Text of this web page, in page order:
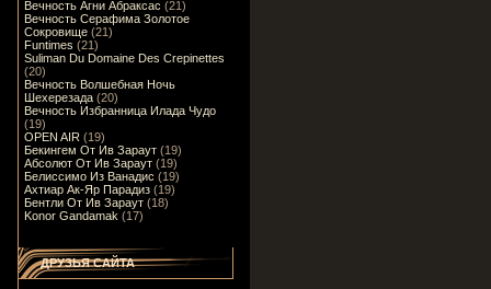
Вечность Агни Абраксас (21)
Вечность Серафима Золотое
Сокровище (21)
Funtimes (21)
Suliman Du Domaine Des Crepinettes
(20)
Вечность Волшебная Ночь
Шехерезада (20)
Вечность Избранница Илада Чудо
(19)
OPEN AIR (19)
Бекингем От Ив Зараут (19)
Абсолют От Ив Зараут (19)
Белиссимо Из Ванадис (19)
Ахтиар Ак-Яр Парадиз (19)
Бентли От Ив Зараут (18)
Konor Gandamak (17)
ДРУЗЬЯ САЙТА